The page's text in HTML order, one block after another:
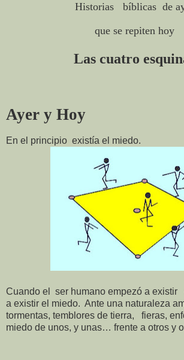
Historias bíblicas de
que se repiten hoy
Las cuatro
Ayer y Hoy
En el principio existía el miedo.
Cuando el ser humano empezó a existir
a existir el miedo. Ante una naturaleza
tormentas, temblores de tierra,
fieras,
miedo de unos, y unas… frente a otros y